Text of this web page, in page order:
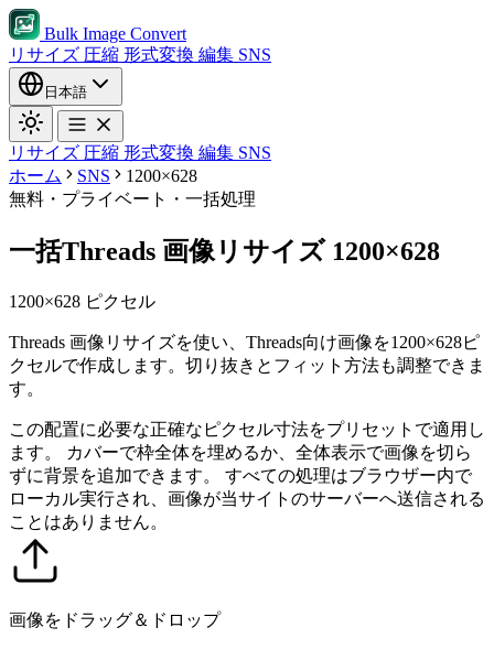
Bulk Image Convert
リサイズ 圧縮 形式変換 編集 SNS
日本語
リサイズ 圧縮 形式変換 編集 SNS
ホーム
SNS
1200×628
無料・プライベート・一括処理
一括Threads 画像リサイズ 1200×628
1200×628 ピクセル
Threads 画像リサイズを使い、Threads向け画像を1200×628ピ
クセルで作成します。切り抜きとフィット方法も調整できま
す。
この配置に必要な正確なピクセル寸法をプリセットで適用し
ます。
カバーで枠全体を埋めるか、全体表示で画像を切ら
ずに背景を追加できます。 すべての処理はブラウザー内で
ローカル実行され、画像が当サイトのサーバーへ送信される
ことはありません。
画像をドラッグ＆ドロップ